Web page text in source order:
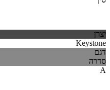
יצרן
Keystone
דגם
סדרה
A